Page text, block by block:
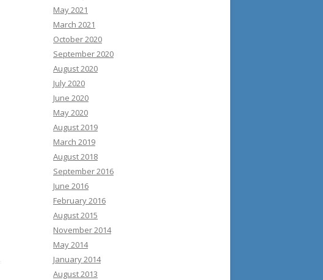
May 2021
March 2021
October 2020
September 2020
August 2020
July 2020
June 2020
May 2020
August 2019
March 2019
August 2018
September 2016
June 2016
February 2016
August 2015
November 2014
May 2014
January 2014
August 2013